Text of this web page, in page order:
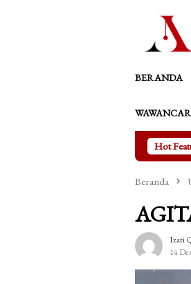
BERANDA
Hot
Beranda
Izati
14